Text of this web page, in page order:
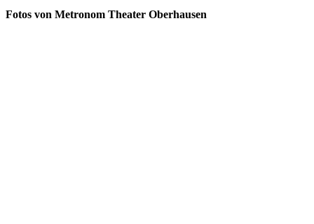
Fotos von Metronom Theater Oberhausen